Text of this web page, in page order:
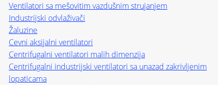
Ventilatori sa mešovitim vazdušnim strujanjem
Industrijski odvlaživači
Žaluzine
Cevni aksijalni ventilatori
Centrifugalni ventilatori malih dimenzija
Centrifugalni industrijski ventilatori sa unazad zakrivljenim
lopaticama